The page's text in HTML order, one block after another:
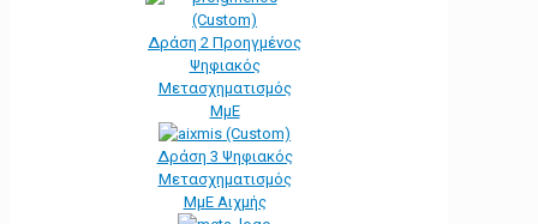
Δράση 2 Προηγμένος
Ψηφιακός
Μετασχηματισμός
ΜμΕ
Δράση 3 Ψηφιακός
Μετασχηματισμός
ΜμΕ Αιχμής